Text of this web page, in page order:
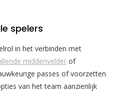
spelers
in het verbinden met
middenvelder of
passes of voorzetten
van het team aanzienlijk